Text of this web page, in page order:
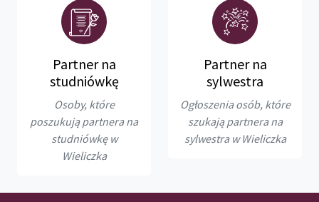
Partner na
studniówkę
Osoby, które
poszukują partnera na
studniówkę w
Wieliczka
Partner na
sylwestra
Ogłoszenia osób, które
szukają partnera na
sylwestra w Wieliczka